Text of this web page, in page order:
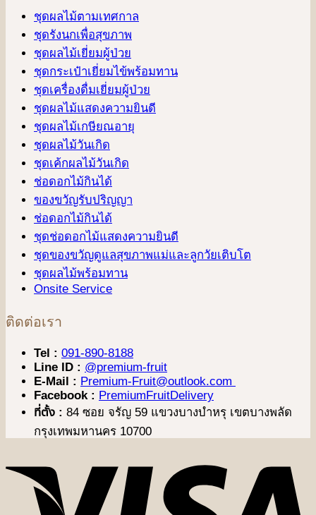
ชุดผลไม้ตามเทศกาล
ชุดรังนกเพื่อสุขภาพ
ชุดผลไม้เยี่ยมผู้ป่วย
ชุดกระเป๋าเยี่ยมไข้พร้อมทาน
ชุดเครื่องดื่มเยี่ยมผู้ป่วย
ชุดผลไม้แสดงความยินดี
ชุดผลไม้เกษียณอายุ
ชุดผลไม้วันเกิด
ชุดเค้กผลไม้วันเกิด
ช่อดอกไม้กินได้
ของขวัญรับปริญญา
ช่อดอกไม้กินได้
ชุดช่อดอกไม้แสดงความยินดี
ชุดของขวัญดูแลสุขภาพแม่และลูกวัยเติบโต
ชุดผลไม้พร้อมทาน
Onsite Service
ติดต่อเรา
Tel : 091-890-8188
Line ID : @premium-fruit
E-Mail : Premium-Fruit@outlook.com
Facebook : PremiumFruitDelivery
ที่ตั้ง : 84 ซอย จรัญ 59 แขวงบางบำหรุ เขตบางพลัด
กรุงเทพมหานคร 10700